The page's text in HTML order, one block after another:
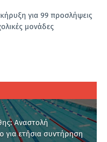
για 99 προσλήψεις
μονάδες
Αναστολή
για ετήσια συντήρηση